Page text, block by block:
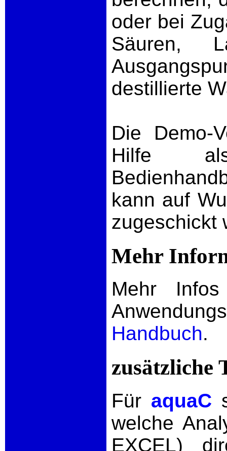
oder bei
Säuren,
destillierte
Die Demo-
Hilfe
kann auf
zugeschickt
Mehr
Mehr
Handbuch.
zusätzliche
Für aquaC
welche
EXCEL)